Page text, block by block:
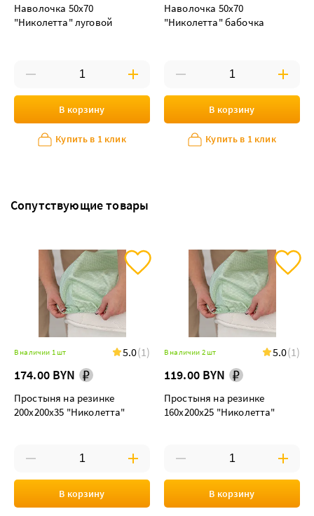
Наволочка 50х70
"Николетта" луговой
В корзину
Купить в 1 клик
Наволочка 50х70
"Николетта" бабочка
В корзину
Купить в 1 клик
Сопутствующие товары
В наличии 1 шт 5.0(1)
174.00 BYN
Простыня на резинке
200х200х35 "Николетта"
В корзину
В наличии 2 шт 5.0(1)
119.00 BYN
Простыня на резинке
160х200х25 "Николетта"
В корзину